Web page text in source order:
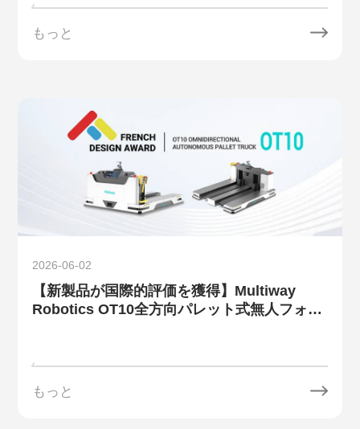
もっと
2026-06-02
【新製品が国際的評価を獲得】Multiway
Robotics OT10全方向パレット式無人フォー
もっと